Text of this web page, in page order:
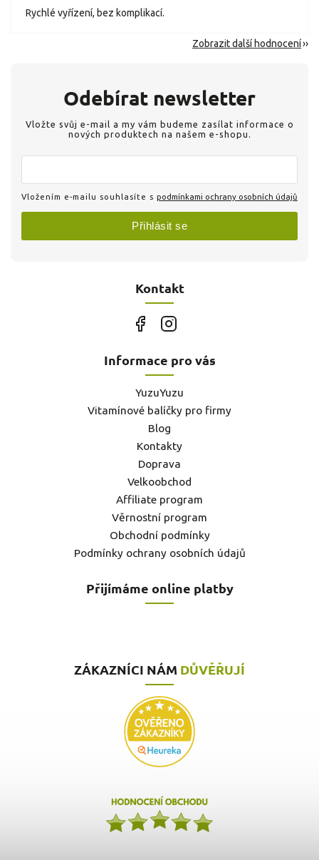
Rychlé vyřízení, bez komplikací.
Zobrazit další hodnocení
Kontakt
Odebírat newsletter
Vložte svůj e-mail a my vám budeme zasílat informace o
nových produktech na našem e-shopu.
Vložením e-mailu souhlasíte s podmínkami ochrany osobních údajů
Přihlásit se
Informace pro vás
YuzuYuzu
Vitamínové balíčky pro firmy
Blog
Kontakty
Doprava
Velkoobchod
Affiliate program
Věrnostní program
Obchodní podmínky
Podmínky ochrany osobních údajů
Přijímáme online platby
ZÁKAZNÍCI NÁM DŮVĚŘUJÍ